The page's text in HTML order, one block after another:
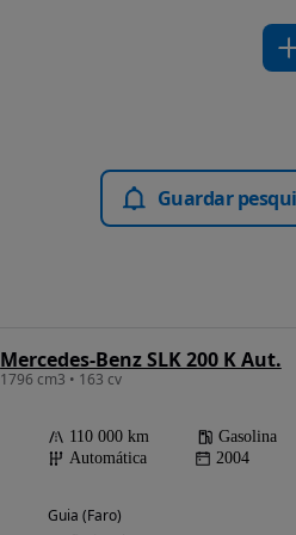
Guardar
Mercedes-Benz SLK 200 K Aut.
1796 cm3 • 163 cv
110 000 km
Gasolina
Automática
2004
Guia (Faro)